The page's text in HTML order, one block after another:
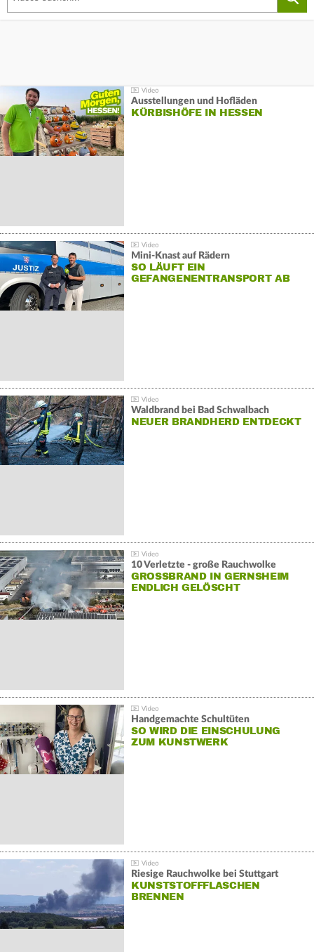
Ausstellungen und Hofläden
KÜRBISHÖFE IN HESSEN
Mini-Knast auf Rädern
SO LÄUFT EIN
GEFANGENENTRANSPORT AB
Waldbrand bei Bad Schwalbach
NEUER BRANDHERD ENTDECKT
10 Verletzte - große Rauchwolke
GROSSBRAND IN GERNSHEIM E
NDLICH GELÖSCHT
Handgemachte Schultüten
SO WIRD DIE EINSCHULUNG
ZUM KUNSTWERK
Riesige Rauchwolke bei Stuttgart
KUNSTSTOFFFLASCHEN
BRENNEN